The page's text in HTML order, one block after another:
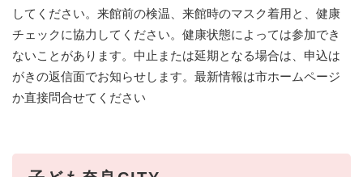
してください。来館前の検温、来館時のマスク着用と、健康
チェックに協力してください。健康状態によっては参加でき
ないことがあります。中止または延期となる場合は、申込は
がきの返信面でお知らせします。最新情報は市ホームページ
か直接問合せてください